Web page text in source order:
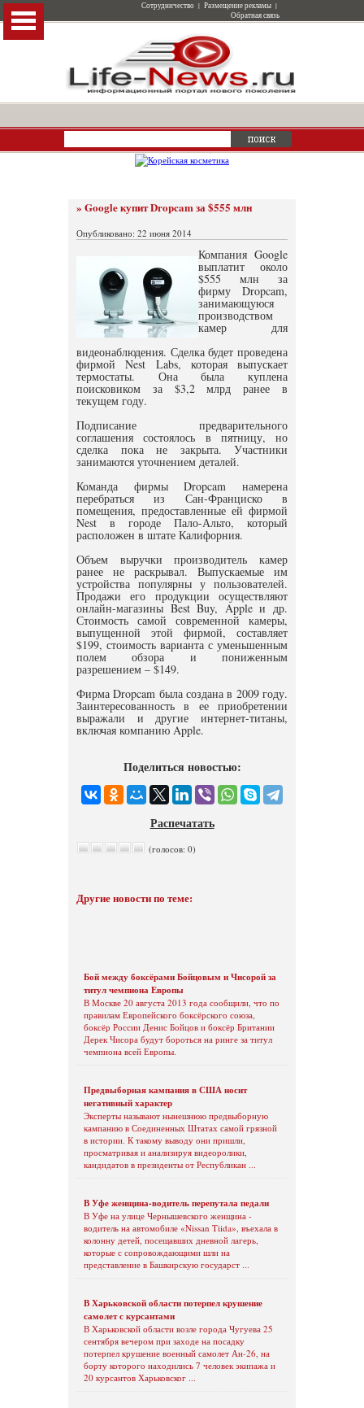
Сотрудничество | Размещение рекламы |
Обратная связь
» Google купит Dropcam за $555 млн
Опубликовано: 22 июня 2014
Компания Google
выплатит около
$555 млн за
фирму Dropcam,
занимающуюся
производством
камер для
видеонаблюдения. Сделка будет проведена
фирмой Nest Labs, которая выпускает
термостаты. Она была куплена
поисковиком за $3,2 млрд ранее в
текущем году.
Подписание предварительного
соглашения состоялось в пятницу, но
сделка пока не закрыта. Участники
занимаются уточнением деталей.
Команда фирмы Dropcam намерена
перебраться из Сан-Франциско в
помещения, предоставленные ей фирмой
Nest в городе Пало-Альто, который
расположен в штате Калифорния.
Объем выручки производитель камер
ранее не раскрывал. Выпускаемые им
устройства популярны у пользователей.
Продажи его продукции осуществляют
онлайн-магазины Best Buy, Apple и др.
Стоимость самой современной камеры,
выпущенной этой фирмой, составляет
$199, стоимость варианта с уменьшенным
полем обзора и пониженным
разрешением – $149.
Фирма Dropcam была создана в 2009 году.
Заинтересованность в ее приобретении
выражали и другие интернет-титаны,
включая компанию Apple.
Поделиться новостью:
Распечатать
(голосов: 0)
Другие новости по теме:
Бой между боксёрами Бойцовым и Чисорой за
титул чемпиона Европы
В Москве 20 августа 2013 года сообщили, что по
правилам Европейского боксёрского союза,
боксёр России Денис Бойцов и боксёр Британии
Дерек Чисора будут бороться на ринге за титул
чемпиона всей Европы.
Предвыборная кампания в США носит
негативный характер
Эксперты называют нынешнюю предвыборную
кампанию в Соединенных Штатах самой грязной
в истории. К такому выводу они пришли,
просматривая и анализируя видеоролики,
кандидатов в президенты от Республикан ...
В Уфе женщина-водитель перепутала педали
В Уфе на улице Чернышевского женщина -
водитель на автомобиле «Nissan Tiida», въехала в
колонну детей, посещавших дневной лагерь,
которые с сопровождающими шли на
представление в Башкирскую государст ...
В Харьковской области потерпел крушение
самолет с курсантами
В Харьковской области возле города Чугуева 25
сентября вечером при заходе на посадку
потерпел крушение военный самолет Ан-26, на
борту которого находились 7 человек экипажа и
20 курсантов Харьковског ...